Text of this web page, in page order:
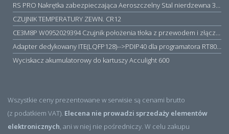
RS PRO Nakrętka zabezpieczająca Aeroszczelny Stal nierdzewna 316 Zwykłe
CZUJNIK TEMPERATURY ZEWN. CR12
CE3M8P W0952029394 Czujnik położenia tłoka z przewodem i złączem M8, PNP NO, 10...30VDC, 100mA, METALWORK, METAL WORK jak MZT1-0
Adapter dedykowany ITE(LQFP128)-->PDIP40 dla programatora RT809H/RT809F (simple)
Wyciskacz akumulatorowy do kartuszy Acculight 600
Wszystkie ceny prezentowane w serwisie są cenami brutto
(z podatkiem VAT). Elecena nie prowadzi sprzedaży elementów
elektronicznych , ani w niej nie pośredniczy. W celu zakupu